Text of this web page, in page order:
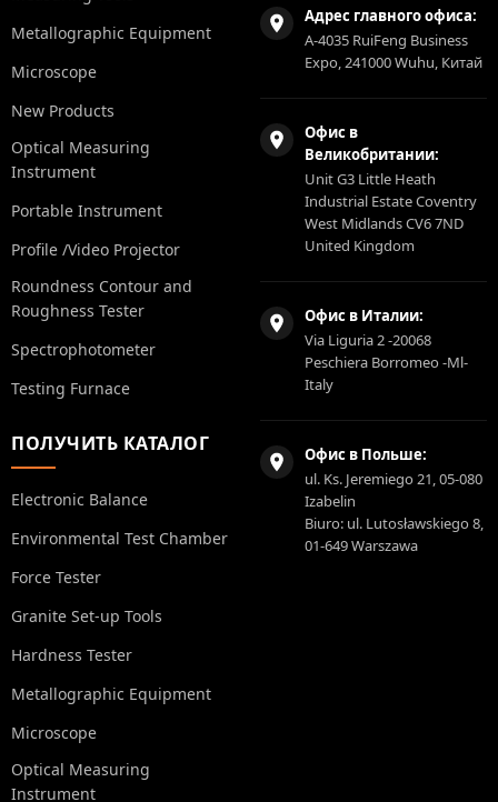
Metallographic Equipment
Microscope
New Products
Optical Measuring
Instrument
Portable Instrument
Profile /Video Projector
Roundness Contour and
Roughness Tester
Spectrophotometer
Testing Furnace
ПОЛУЧИТЬ КАТАЛОГ
Electronic Balance
Environmental Test Chamber
Force Tester
Granite Set-up Tools
Hardness Tester
Metallographic Equipment
Microscope
Optical Measuring
Instrument
Адрес главного офиса:
A-4035 RuiFeng Business
Expo, 241000 Wuhu, Китай
Офис в
Великобритании:
Unit G3 Little Heath
Industrial Estate Coventry
West Midlands CV6 7ND
United Kingdom
Офис в Италии:
Via Liguria 2 -20068
Peschiera Borromeo -Ml-
Italy
Офис в Польше:
ul. Ks. Jeremiego 21, 05-080
Izabelin
Biuro: ul. Lutosławskiego 8,
01-649 Warszawa